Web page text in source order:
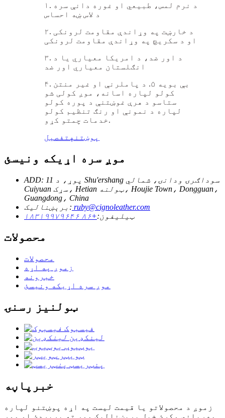
۱. د نرم لمس، طبیعي او غوره دانې سره
د لاس ښه احساس
۲. د خارښت په وړاندې مقاومت لرونکی
او د سکریچ په وړاندې مقاومت لرونکی
۳. د اور ضد، د امریکا معیاري یا د
انګلستان معیاري اور ضد
۴. بې بویه ۵. د پاملرنې او غیر منتن
کولو لپاره اسانه، موږ کولی شو
ستاسو د هرې غوښتنې د پوره کولو
لپاره د نمونې او رنګ تنظیم کولو
خدمات چمتو کړو.
پوښتنه تفصیل
موږ سره اړیکه ونیسئ
ADD: 11 پوړ، د Shu'ershang سوداګرۍ ودانۍ، شمالي
Cuiyuan سړک، Hetian ټولنه، Houjie Town، Dongguan،
Guangdong، China
برېښنالیک: ruby@cignoleather.com
ټیلیفون:+۸۶ ۱۸۳۱۹۹۷۹۶۴۶
محصولات
محصولات
زموږ په اړه
خبرونه
موږ سره اړیکه ونیسئ
ټولنیز رسنۍ
فیسبوک
لینکډین
یوټیوب
ټویټر
پنټریسټ
خبرپاڼه
زموږ د محصولاتو یا قیمت لیست په اړه پوښتنو لپاره
مهرباني وکړئ خپل بریښنالیک موږ ته پریږدئ او موږ